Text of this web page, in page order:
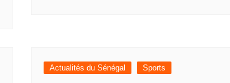
Actualités du Sénégal Sports